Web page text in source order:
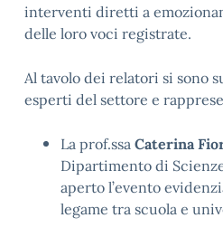
interventi diretti a
delle loro voci registrate.
Al tavolo dei relatori si sono
esperti del settore e
La prof.ssa Caterina
Dipartimento di
aperto l’evento
legame tra scuola e